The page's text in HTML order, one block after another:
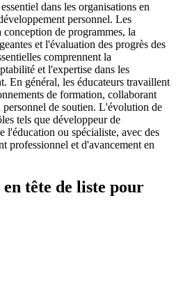
dans les organisations en
personnel. Les
de programmes, la
et l'évaluation des progrès des
comprennent la
et l'expertise dans les
En général, les éducateurs travaillent
de formation, collaborant
personnel de soutien. L'évolution de
tels que développeur de
l'éducation ou spécialiste, avec des
professionnel et d'avancement en
tête de liste pour